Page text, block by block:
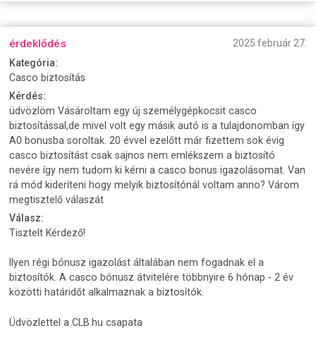
érdeklődés
2025 február 27.
Kategória:
Casco biztosítás
Kérdés:
üdvözlöm Vásároltam egy új személygépkocsit casco
biztosítással,de mivel volt egy másik autó is a tulajdonomban így
A0 bonusba soroltak. 20 évvel ezelőtt már fizettem sok évig
casco biztosítást csak sajnos nem emlékszem a biztosító
nevére így nem tudom ki kérni a casco bonus igazolásomat. Van
rá mód kideríteni hogy melyik biztosítónál voltam anno? Várom
megtisztelő válaszát
Válasz:
Tisztelt Kérdező!
Ilyen régi bónusz igazolást általában nem fogadnak el a
biztosítók. A casco bónusz átvitelére többnyire 6 hónap - 2 év
közötti határidőt alkalmaznak a biztosítók.
Üdvözlettel a CLB.hu csapata